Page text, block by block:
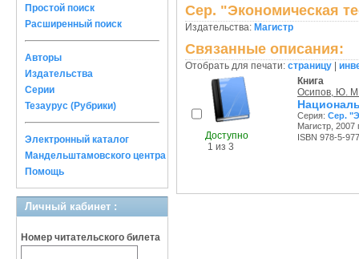
Простой поиск
Расширенный поиск
Авторы
Издательства
Серии
Тезаурус (Рубрики)
Электронный каталог
Мандельштамовского центра
Помощь
Личный кабинет :
Номер читательского билета
Сер. "Экономическая
Издательства: Магистр
Связанные описания:
Отобрать для печати: страницу
Доступно
1 из 3
Книга
Осипов, Ю.
Серия: Сер.
Магистр, 2007
ISBN 978-5-